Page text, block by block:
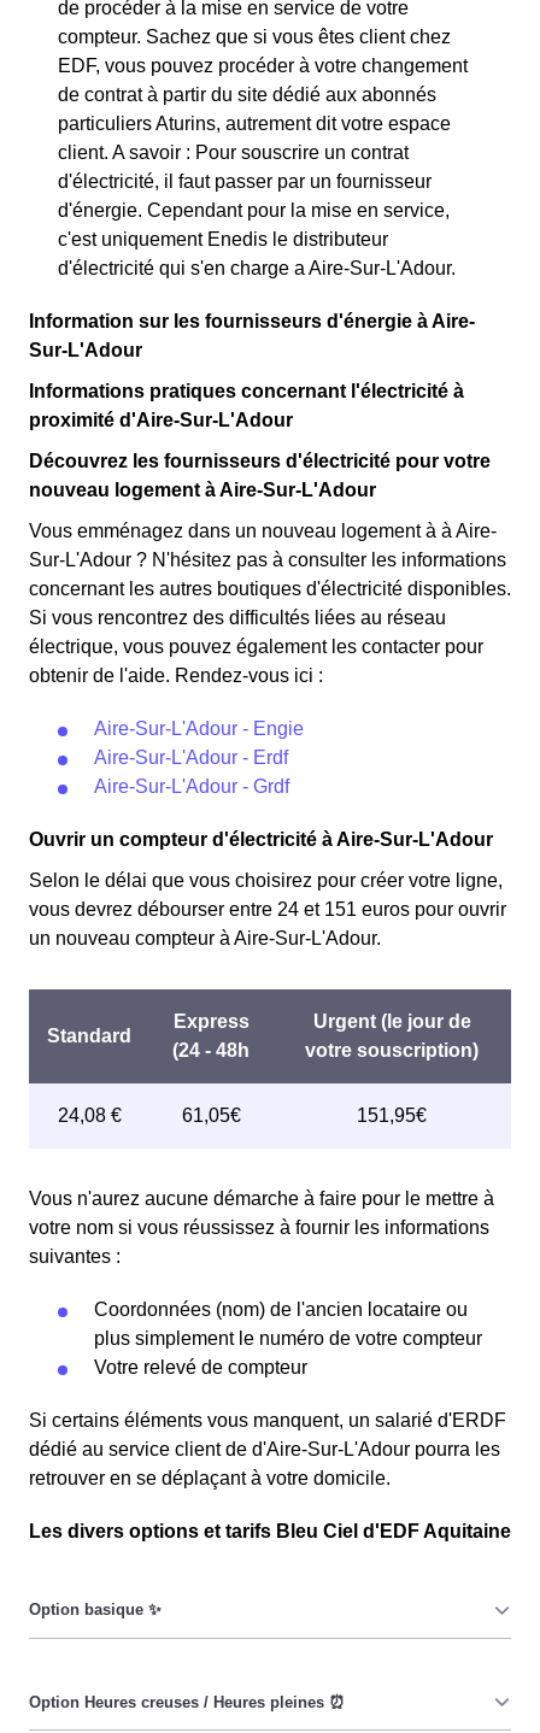
de procéder à la mise en service de votre
compteur. Sachez que si vous êtes client chez
EDF, vous pouvez procéder à votre changement
de contrat à partir du site dédié aux abonnés
particuliers Aturins, autrement dit votre espace
client. A savoir : Pour souscrire un contrat
d'électricité, il faut passer par un fournisseur
d'énergie. Cependant pour la mise en service,
c'est uniquement Enedis le distributeur
d'électricité qui s'en charge a Aire-Sur-L'Adour.
Information sur les fournisseurs d'énergie à Aire-
Sur-L'Adour
Informations pratiques concernant l'électricité à
proximité d'Aire-Sur-L'Adour
Découvrez les fournisseurs d'électricité pour votre
nouveau logement à Aire-Sur-L'Adour
Vous emménagez dans un nouveau logement à à Aire-
Sur-L'Adour ? N'hésitez pas à consulter les informations
concernant les autres boutiques d'électricité disponibles.
Si vous rencontrez des difficultés liées au réseau
électrique, vous pouvez également les contacter pour
obtenir de l'aide. Rendez-vous ici :
Aire-Sur-L'Adour - Engie
Aire-Sur-L'Adour - Erdf
Aire-Sur-L'Adour - Grdf
Ouvrir un compteur d'électricité à Aire-Sur-L'Adour
Selon le délai que vous choisirez pour créer votre ligne,
vous devrez débourser entre 24 et 151 euros pour ouvrir
un nouveau compteur à Aire-Sur-L'Adour.
Vous n'aurez aucune démarche à faire pour le mettre à
votre nom si vous réussissez à fournir les informations
suivantes :
Coordonnées (nom) de l'ancien locataire ou
plus simplement le numéro de votre compteur
Votre relevé de compteur
Si certains éléments vous manquent, un salarié d'ERDF
dédié au service client de d'Aire-Sur-L'Adour pourra les
retrouver en se déplaçant à votre domicile.
Les divers options et tarifs Bleu Ciel d'EDF Aquitaine
date, ni de l'heure, que ce soit en à Aire-Sur-L'Adour ou
ailleurs. 💡